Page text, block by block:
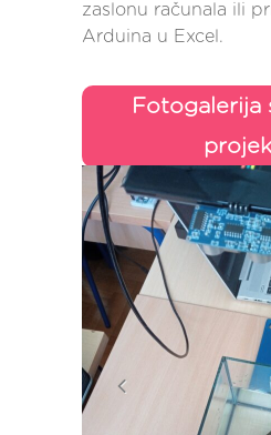
zaslonu računala ili
Arduina u Excel.
Fotogalerija